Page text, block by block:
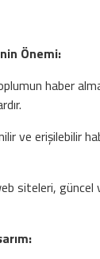
Önemi:
haber
ve erişilebilir
siteleri, güncel